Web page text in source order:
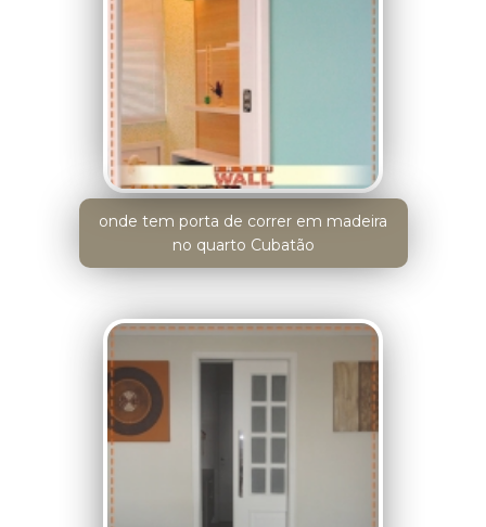
onde tem porta de correr em madeira
no quarto Cubatão